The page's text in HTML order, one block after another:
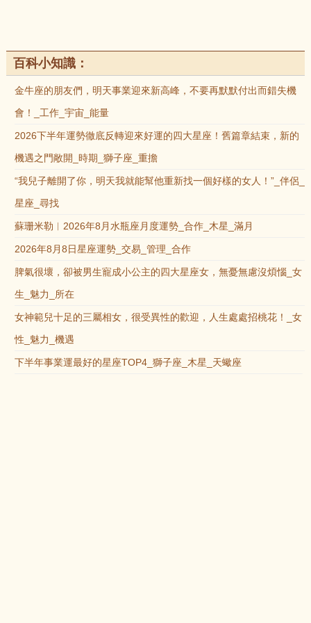
百科小知識：
金牛座的朋友們，明天事業迎來新高峰，不要再默默付出而錯失機
會！_工作_宇宙_能量
2026下半年運勢徹底反轉迎來好運的四大星座！舊篇章結束，新的
機遇之門敞開_時期_獅子座_重擔
“我兒子離開了你，明天我就能幫他重新找一個好樣的女人！”_伴侶_
星座_尋找
蘇珊米勒︱2026年8月水瓶座月度運勢_合作_木星_滿月
2026年8月8日星座運勢_交易_管理_合作
脾氣很壞，卻被男生寵成小公主的四大星座女，無憂無慮沒煩惱_女
生_魅力_所在
女神範兒十足的三屬相女，很受異性的歡迎，人生處處招桃花！_女
性_魅力_機遇
下半年事業運最好的星座TOP4_獅子座_木星_天蠍座